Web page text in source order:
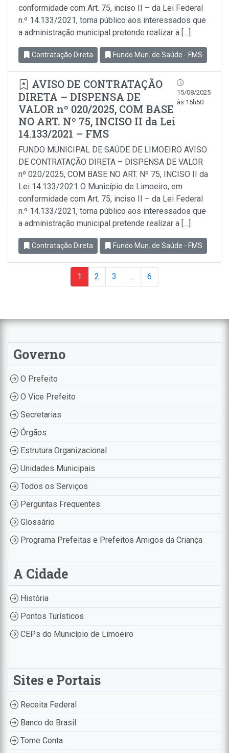
conformidade com Art. 75, inciso II – da Lei Federal
n.º 14.133/2021, torna público aos interessados que
a administração municipal pretende realizar a […]
Contratação Direta Fundo Mun. de Saúde - FMS
AVISO DE CONTRATAÇÃO
DIRETA – DISPENSA DE
VALOR nº 020/2025, COM BASE
NO ART. Nº 75, INCISO II da Lei
14.133/2021 – FMS
15/08/2025
às 15h50
FUNDO MUNICIPAL DE SAÚDE DE LIMOEIRO AVISO
DE CONTRATAÇÃO DIRETA – DISPENSA DE VALOR
nº 020/2025, COM BASE NO ART. Nº 75, INCISO II da
Lei 14.133/2021 O Município de Limoeiro, em
conformidade com Art. 75, inciso II – da Lei Federal
n.º 14.133/2021, torna público aos interessados que
a administração municipal pretende realizar a […]
Contratação Direta Fundo Mun. de Saúde - FMS
1 2 3 … 6
Governo
O Prefeito
O Vice Prefeito
Secretarias
Órgãos
Estrutura Organizacional
Unidades Municipais
Todos os Serviços
Perguntas Frequentes
Glossário
Programa Prefeitas e Prefeitos Amigos da Criança
A Cidade
História
Pontos Turísticos
CEPs do Município de Limoeiro
Sites e Portais
Receita Federal
Banco do Brasil
Tome Conta